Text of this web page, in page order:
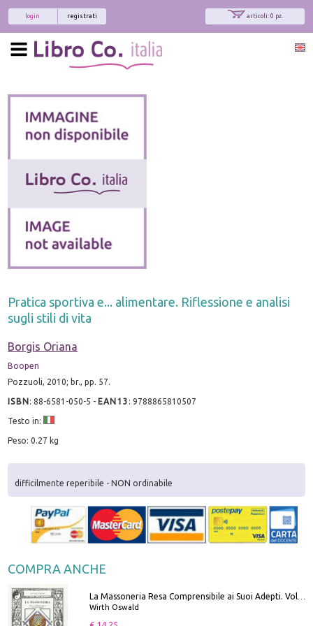
articoli: 0 pz.
registrati
login
Pratica sportiva e... alimentare. Riflessione e analisi
sugli stili di vita
Borgis Oriana
Boopen
Pozzuoli, 2010; br., pp. 57.
ISBN:88-6581-050-5 - EAN13 :9788865810507
Testo in:
Peso: 0.27 kg
difficilmente reperibile - NON ordinabile
COMPRA ANCHE
La Massoneria Resa Comprensibile ai Suoi Adepti. Vol. 3: il Maestro.
Wirth Oswald